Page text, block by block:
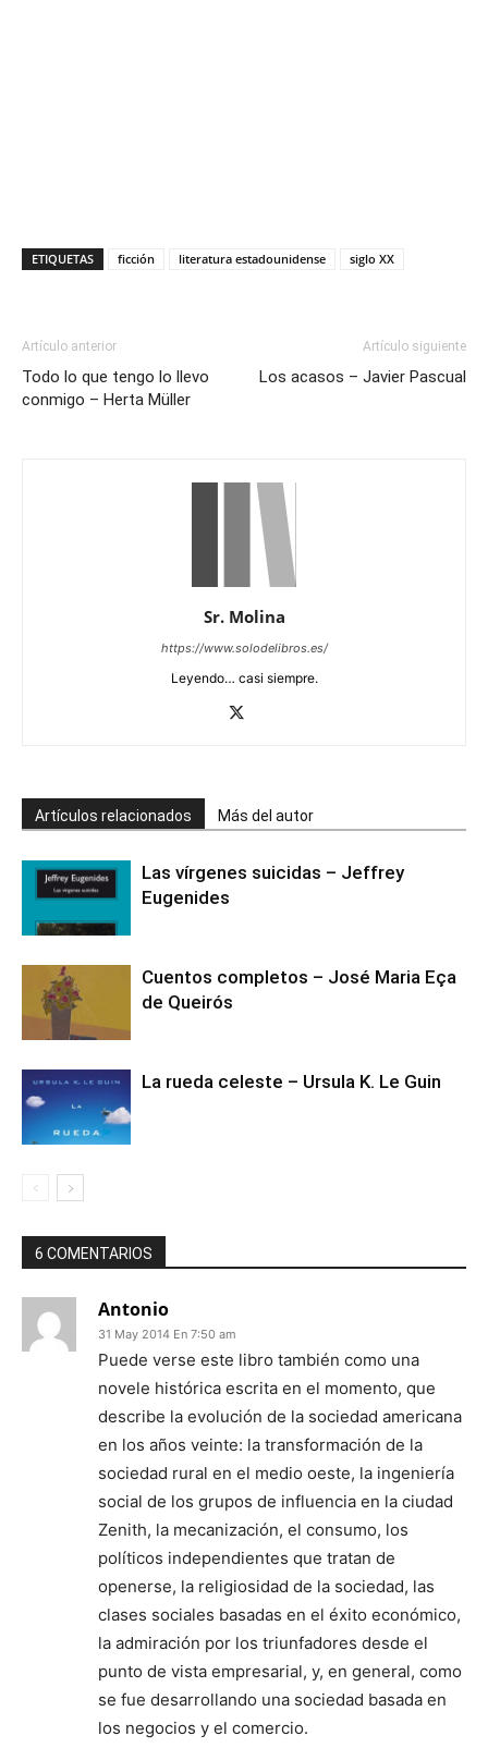
ETIQUETAS ficción literatura estadounidense siglo XX
Artículo anterior
Todo lo que tengo lo llevo
conmigo – Herta Müller
Artículo siguiente
Los acasos – Javier Pascual
Sr. Molina
https://www.solodelibros.es/
Leyendo… casi siempre.
Artículos relacionados Más del autor
Las vírgenes suicidas – Jeffrey
Eugenides
Cuentos completos – José Maria Eça
de Queirós
La rueda celeste – Ursula K. Le Guin
6 COMENTARIOS
Antonio
31 May 2014 En 7:50 am
Puede verse este libro también como una
novele histórica escrita en el momento, que
describe la evolución de la sociedad americana
en los años veinte: la transformación de la
sociedad rural en el medio oeste, la ingeniería
social de los grupos de influencia en la ciudad
Zenith, la mecanización, el consumo, los
políticos independientes que tratan de
openerse, la religiosidad de la sociedad, las
clases sociales basadas en el éxito económico,
la admiración por los triunfadores desde el
punto de vista empresarial, y, en general, como
se fue desarrollando una sociedad basada en
los negocios y el comercio.